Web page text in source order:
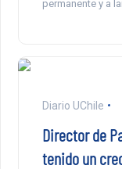
permanente y a
Diario UChile
Director de
tenido un